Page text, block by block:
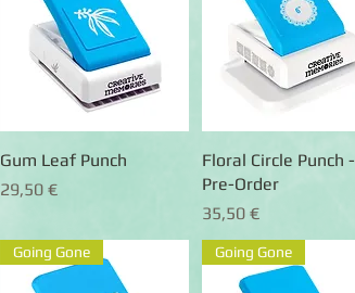
Schnellansicht
Gum Leaf Punch
Preis
29,50 €
Schnellansicht
Floral Circle Punch -
Pre-Order
Preis
35,50 €
Going Gone Going Gone